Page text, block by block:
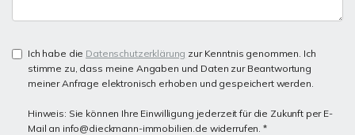
Ich habe die Datenschutzerklärung zur Kenntnis genommen. Ich
stimme zu, dass meine Angaben und Daten zur Beantwortung
meiner Anfrage elektronisch erhoben und gespeichert werden.
Hinweis: Sie können Ihre Einwilligung jederzeit für die Zukunft per E-
Mail an info@dieckmann-immobilien.de widerrufen. *